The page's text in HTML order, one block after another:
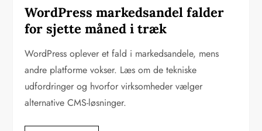
WordPress markedsandel falder
for sjette måned i træk
WordPress oplever et fald i markedsandele, mens
andre platforme vokser. Læs om de tekniske
udfordringer og hvorfor virksomheder vælger
alternative CMS-løsninger.